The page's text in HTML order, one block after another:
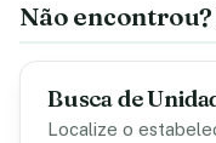
Não
Busca de
Localize o